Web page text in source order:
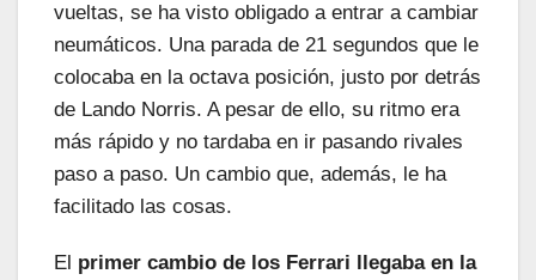
vueltas, se ha visto obligado a entrar a cambiar
neumáticos. Una parada de 21 segundos que le
colocaba en la octava posición, justo por detrás
de Lando Norris. A pesar de ello, su ritmo era
más rápido y no tardaba en ir pasando rivales
paso a paso. Un cambio que, además, le ha
facilitado las cosas.
El primer cambio de los Ferrari llegaba en la